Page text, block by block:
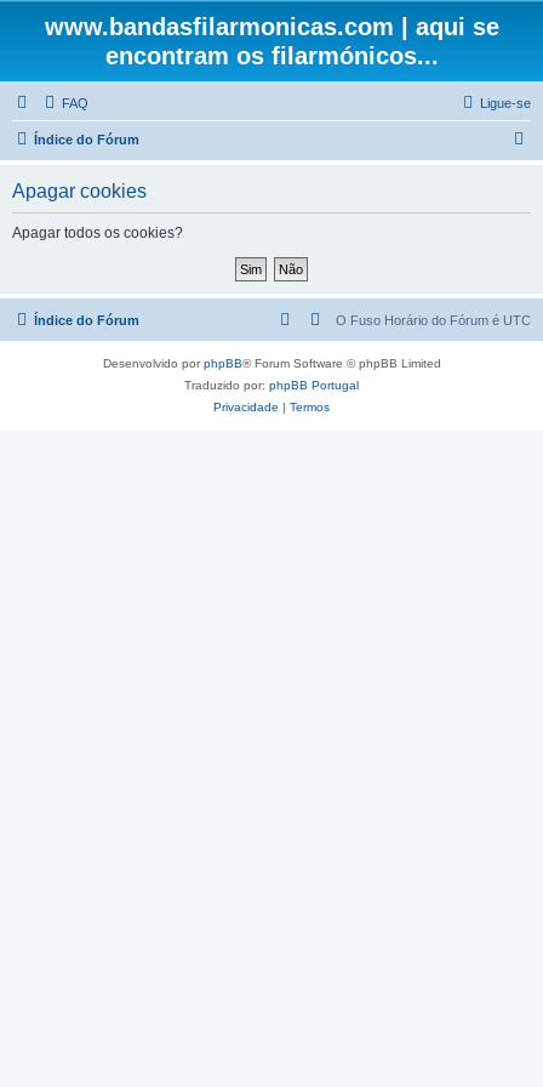
www.bandasfilarmonicas.com | aqui se
encontram os filarmónicos...
FAQ Ligue-se
Índice do Fórum
a
Apagar cookies
Apagar todos os cookies?
Índice do Fórum O Fuso Horário do Fórum é UTC
Desenvolvido porphpBB® Forum Software © phpBB Limited
Traduzido por: phpBB Portugal
Privacidade | Termos